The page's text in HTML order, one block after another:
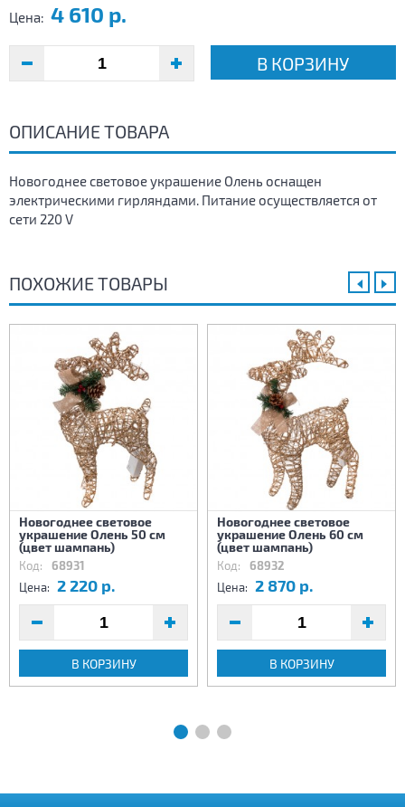
Цена: 4 610 р.
В КОРЗИНУ
ОПИСАНИЕ ТОВАРА
Новогоднее световое украшение Олень оснащен
электрическими гирляндами. Питание осуществляется от
сети 220 V
ПОХОЖИЕ ТОВАРЫ
Новогоднее световое
украшение Олень 50 см
(цвет шампань)
Код: 68931
Цена: 2 220 р.
В КОРЗИНУ
Новогоднее световое
украшение Олень 60 см
(цвет шампань)
Код: 68932
Цена: 2 870 р.
В КОРЗИНУ